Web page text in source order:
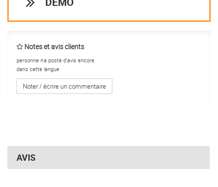
Notes et avis clients
personne n'a posté d'avis encore
dans cette langue
Noter / écrire un commentaire
AVIS